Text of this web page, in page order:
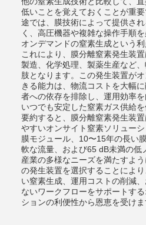
低いことを覚えておくことが重
途では、膜技術によって提供さ
く、高圧機器や複雑な操作手順
オンデマンドの窒素生成という利
これにより、膜分離窒素発生装
製造、化学処理、製薬生産など
肢となります。この発生装置が
きる能力は、物流コストを大幅
者への依存を排除し、運用効率
いつでも安定した窒素ガス供給を
要約すると、膜分離窒素発生装
やすいオンサイト窒素ソリュー
膜モジュール、10〜15年の長い
軟な流量、および65 dB未満の低
産業の多様なニーズを満たすよ
の発生装置を選択することによ
い窒素生成、運用コストの削減
ないワークフローをサポートす
ションの利便性から恩恵を受けま